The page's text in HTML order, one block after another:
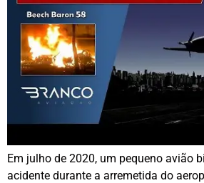
Em julho de 2020, um pequeno avião
acidente durante a arremetida do